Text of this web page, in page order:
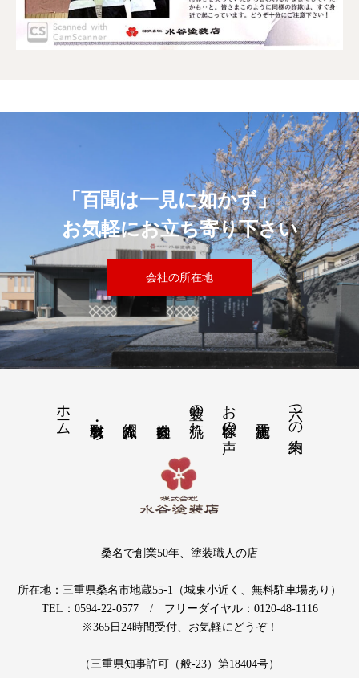
「百聞は一見に如かず」
お気軽にお立ち寄り下さい
会社の所在地
六つの約束
お客様の声
塗装の流れ
ホーム
桑名で創業50年、塗装職人の店
所在地：三重県桑名市地蔵55-1（城東小近く、無料駐車場あり）
TEL：0594-22-0577 / フリーダイヤル：0120-48-1116
※365日24時間受付、お気軽にどうぞ！
（三重県知事許可（般-23）第18404号）